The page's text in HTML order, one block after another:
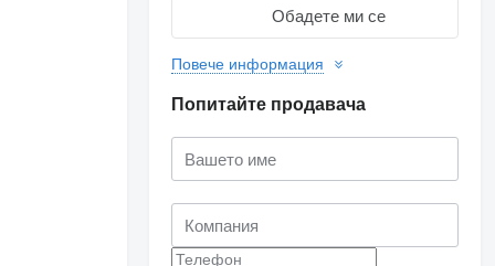
Обадете ми се
Повече информация
Попитайте продавача